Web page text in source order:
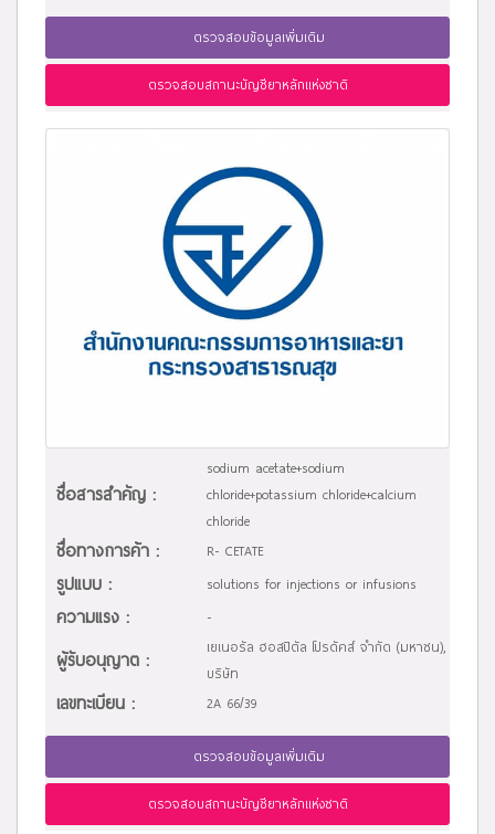
ตรวจสอบข้อมูลเพิ่มเติม
ตรวจสอบสถานะบัญชียาหลักแห่งชาติ
ชื่อสารสำคัญ :
sodium acetate+sodium
chloride+potassium chloride+calcium
chloride
ชื่อทางการค้า : R- CETATE
รูปแบบ : solutions for injections or infusions
ความแรง : -
ผู้รับอนุญาต :
เยเนอรัล ฮอสปิตัล โปรดัคส์ จำกัด (มหาชน),
บริษัท
เลขทะเบียน : 2A 66/39
ตรวจสอบข้อมูลเพิ่มเติม
ตรวจสอบสถานะบัญชียาหลักแห่งชาติ